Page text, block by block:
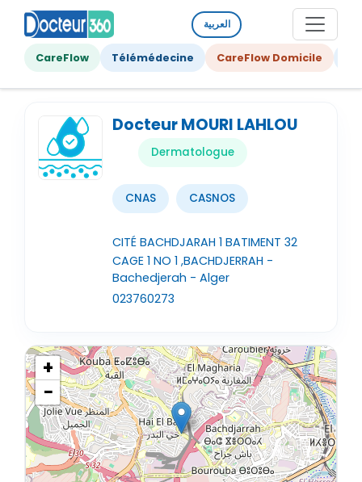
العربية
CareFlow Télémédecine CareFlow Domicile
Docteur MOURI LAHLOU
Dermatologue
CNAS CASNOS
CITÉ BACHDJARAH 1 BATIMENT 32
CAGE 1 NO 1 ,BACHDJERRAH -
Bachedjerah - Alger
023760273
+
−